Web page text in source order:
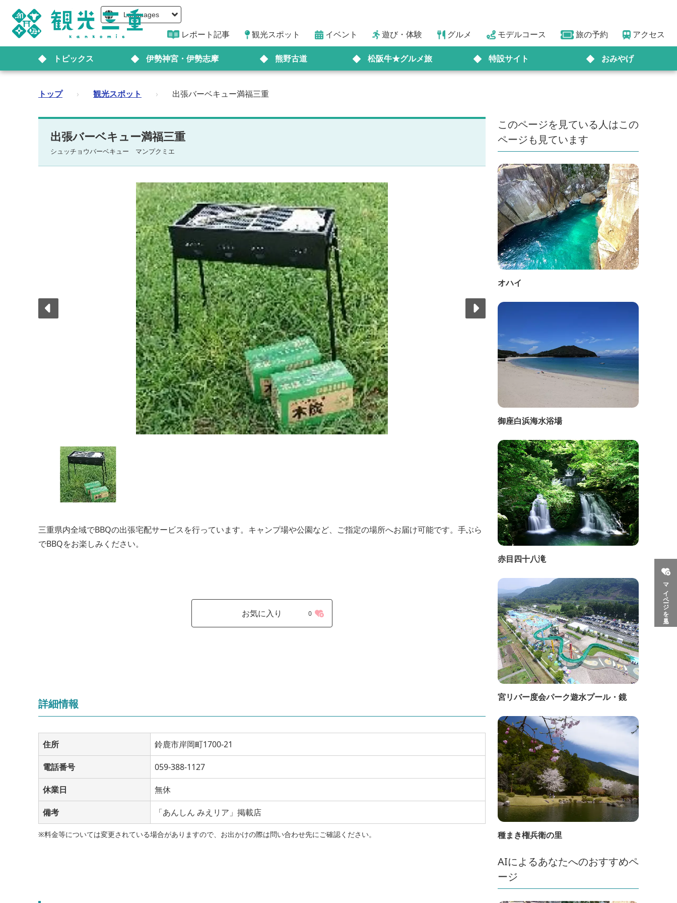
Languages
レポート記事 観光スポット イベント 遊び・体験 グルメ モデルコース 旅の予約 アクセス
トピックス 伊勢神宮・伊勢志摩 熊野古道 松阪牛★グルメ旅 特設サイト おみやげ
マイページを見る
トップ › 観光スポット › 出張バーベキュー満福三重
出張バーベキュー満福三重
シュッチョウバーベキュー マンプクミエ
三重県内全域でBBQの出張宅配サービスを行っています。キャンプ場や公園など、ご指定の場所へお届け可能です。手ぶら
でBBQをお楽しみください。
お気に入り 0
詳細情報
住所 鈴鹿市岸岡町1700-21
電話番号 059-388-1127
休業日 無休
備考 「あんしん みえリア」掲載店
※料金等については変更されている場合がありますので、お出かけの際は問い合わせ先にご確認ください。
このページを見ている人はこの
ページも見ています
オハイ
御座白浜海水浴場
赤目四十八滝
宮リバー度会パーク遊水プール・鏡
種まき権兵衛の里
AIによるあなたへのおすすめペ
ージ